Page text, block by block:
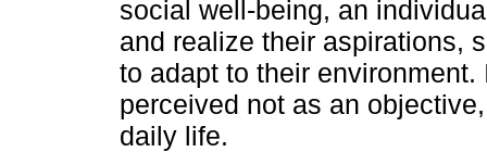
social well-being, an
and realize their aspirations,
to adapt to their
perceived not as an
daily life.